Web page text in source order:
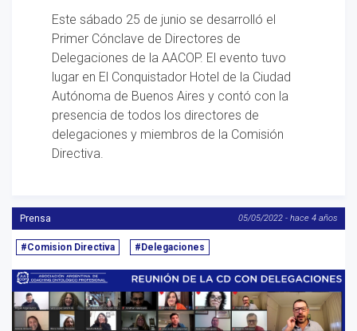
Este sábado 25 de junio se desarrolló el
Primer Cónclave de Directores de
Delegaciones de la AACOP. El evento tuvo
lugar en El Conquistador Hotel de la Ciudad
Autónoma de Buenos Aires y contó con la
presencia de todos los directores de
delegaciones y miembros de la Comisión
Directiva.
Prensa 05/05/2022 - hace 4 años
#Comision Directiva #Delegaciones